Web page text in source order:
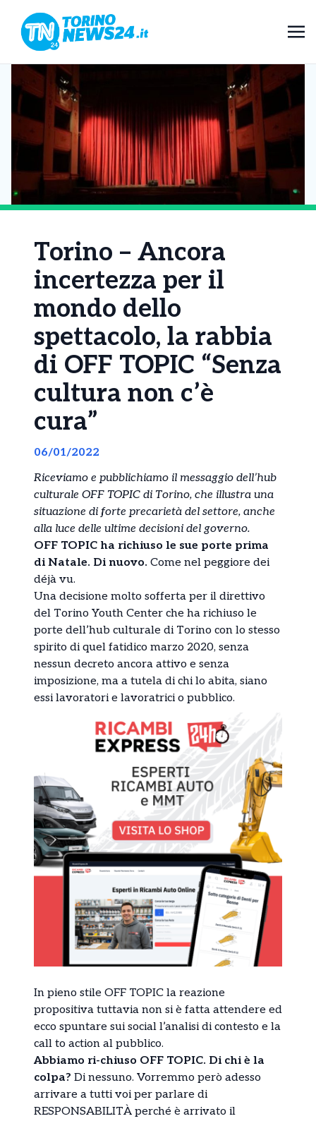
Torino – Ancora
incertezza per il
mondo dello
spettacolo, la rabbia
di OFF TOPIC “Senza
cultura non c’è
cura”
06/01/2022
Riceviamo e pubblichiamo il messaggio dell’hub
culturale OFF TOPIC di Torino, che illustra una
situazione di forte precarietà del settore, anche
alla luce delle ultime decisioni del governo.
OFF TOPIC ha richiuso le sue porte prima
di Natale. Di nuovo. Come nel peggiore dei
déjà vu.
Una decisione molto sofferta per il direttivo
del Torino Youth Center che ha richiuso le
porte dell’hub culturale di Torino con lo stesso
spirito di quel fatidico marzo 2020, senza
nessun decreto ancora attivo e senza
imposizione, ma a tutela di chi lo abita, siano
essi lavoratori e lavoratrici o pubblico.
In pieno stile OFF TOPIC la reazione
propositiva tuttavia non si è fatta attendere ed
ecco spuntare sui social l’analisi di contesto e la
call to action al pubblico.
Abbiamo ri-chiuso OFF TOPIC. Di chi è la
colpa? Di nessuno. Vorremmo però adesso
arrivare a tutti voi per parlare di
RESPONSABILITÀ perché è arrivato il